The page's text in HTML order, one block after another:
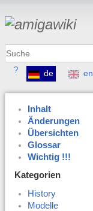
? de en
Inhalt
Änderungen
Übersichten
Glossar
Wichtig !!!
Kategorien
History
Modelle